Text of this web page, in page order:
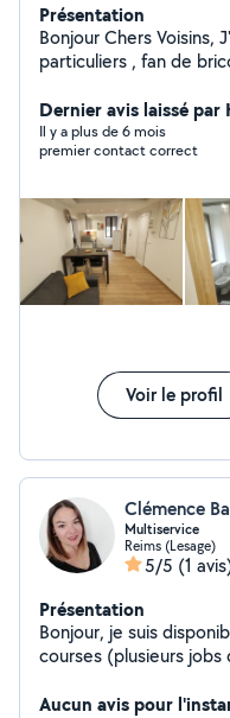
Présentation
Bonjour Chers Voisins,
particuliers , fan de
Dernier avis laissé par
Il y a plus de 6 mois
premier contact correct
Voir le profil
Clémence
Multiservice
Reims (Lesage)
5/5 (1
Présentation
Bonjour, je suis
courses (plusieurs
scolaire (diplômée
Aucun avis pour